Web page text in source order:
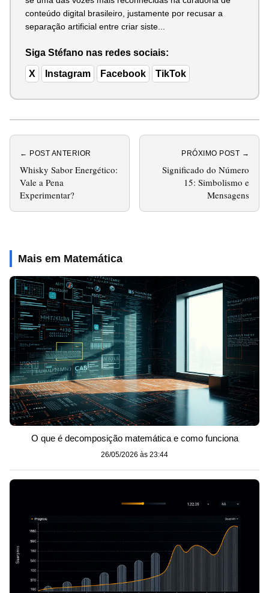
conteúdo digital brasileiro, justamente por recusar a
separação artificial entre criar siste...
Siga Stéfano nas redes sociais:
X Instagram Facebook TikTok
← POST ANTERIOR
Whisky Sabor Energético:
Vale a Pena
Experimentar?
PRÓXIMO POST →
Significado do Número
15: Simbolismo e
Mensagens
Mais em Matemática
O que é decomposição matemática e como funciona
26/05/2026 às 23:44